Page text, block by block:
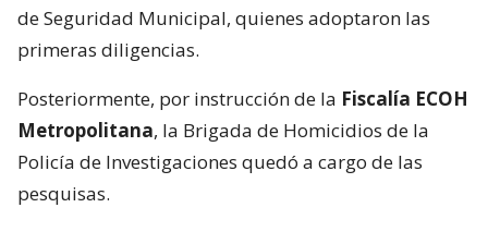
de Seguridad Municipal, quienes adoptaron las
primeras diligencias.
Posteriormente, por instrucción de la Fiscalía ECOH
Metropolitana, la Brigada de Homicidios de la
Policía de Investigaciones quedó a cargo de las
pesquisas.